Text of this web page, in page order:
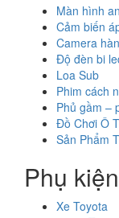
Màn hình
Cảm biến
Camera
Độ đèn bi
Loa Sub
Phim cách
Phủ gầm –
Đồ Chơi Ô
Sản Phẩm
Phụ
Xe Toyota